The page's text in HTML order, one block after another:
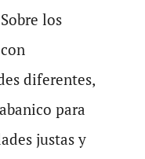
los
diferentes,
para
justas y